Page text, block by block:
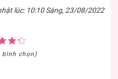
lúc: 10:10 Sáng, 23/08/2022
bình chọn)